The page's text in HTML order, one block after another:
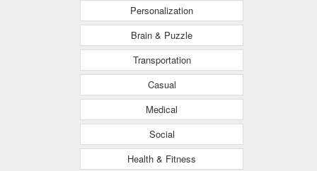
Personalization
Brain & Puzzle
Transportation
Casual
Medical
Social
Health & Fitness